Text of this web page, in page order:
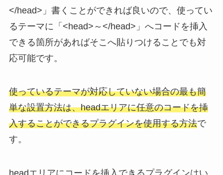
</head>」書くことができれば良いので、使ってい
るテーマに「<head>～</head>」へコードを挿入
できる箇所があればそこへ貼りつけることでも対
応可能です。
使っているテーマが対応していない場合の最も簡
単な設置方法は、headエリアに任意のコードを挿
入することができるプラグインを使用する方法で
す。